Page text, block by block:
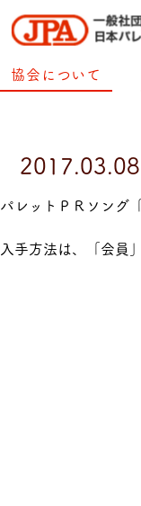
協会について
2017.03.08
パレットＰＲソング
入手方法は、「会員